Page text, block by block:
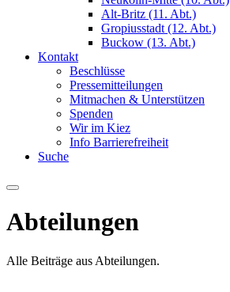
Alt-Britz (11. Abt.)
Gropiusstadt (12. Abt.)
Buckow (13. Abt.)
Kontakt
Beschlüsse
Pressemitteilungen
Mitmachen & Unterstützen
Spenden
Wir im Kiez
Info Barrierefreiheit
Suche
Menu
Abteilungen
Alle Beiträge aus Abteilungen.